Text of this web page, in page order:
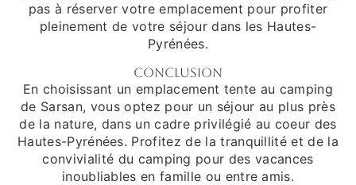
pas à réserver votre emplacement pour profiter
pleinement de votre séjour dans les Hautes-
Pyrénées.
Conclusion
En choisissant un emplacement tente au camping
de Sarsan, vous optez pour un séjour au plus près
de la nature, dans un cadre privilégié au coeur des
Hautes-Pyrénées. Profitez de la tranquillité et de la
convivialité du camping pour des vacances
inoubliables en famille ou entre amis.